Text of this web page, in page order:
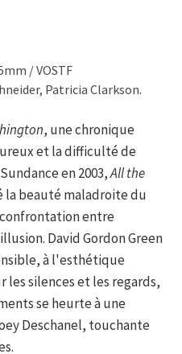
/ VOSTF
Patricia Clarkson.
, une chronique
et la difficulté de
en 2003,All the
la beauté maladroite du
entre
David Gordon Green
à l'esthétique
silences et les regards,
se heurte à une
Deschanel, touchante